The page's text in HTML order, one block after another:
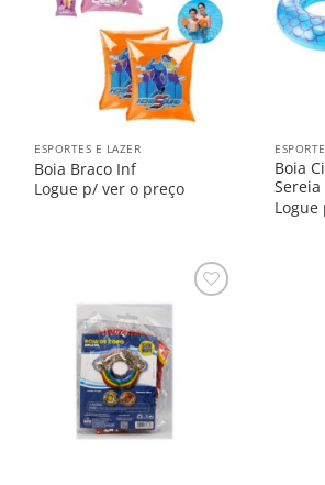
ESPORTES E LAZER
Boia Braco Inf
Logue p/ ver o preço
Boia
Sereia